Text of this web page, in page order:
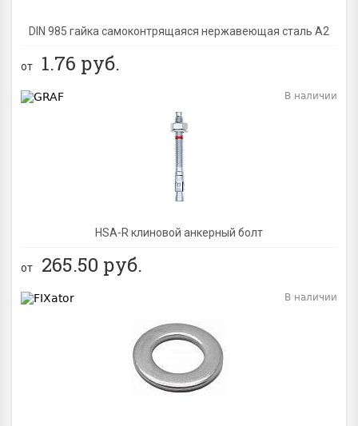
DIN 985 гайка самоконтрящаяся нержавеющая сталь A2
от 1.76 руб.
HSA-R клиновой анкерный болт
В наличии
от 265.50 руб.
В наличии